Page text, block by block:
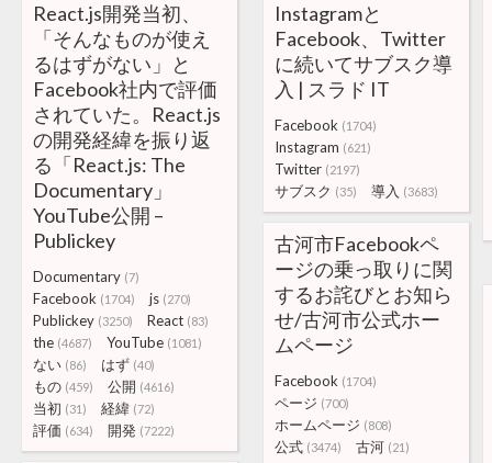
React.js開発当初、
「そんなものが使え
るはずがない」と
Facebook社内で評価
されていた。React.js
の開発経緯を振り返
る「React.js: The
Documentary」
YouTube公開 –
Publickey
Documentary (7)
Facebook (1704) js (270)
Publickey (3250) React (83)
the (4687) YouTube (1081)
ない (86) はず (40)
もの (459) 公開 (4616)
当初 (31) 経緯 (72)
評価 (634) 開発 (7222)
Instagramと
Facebook、Twitter
に続いてサブスク導
入 | スラド IT
Facebook (1704)
Instagram (621)
Twitter (2197)
サブスク (35) 導入 (3683)
古河市Facebookペ
ージの乗っ取りに関
するお詫びとお知ら
せ/古河市公式ホー
ムページ
Facebook (1704)
ページ (700)
ホームページ (808)
公式 (3474) 古河 (21)